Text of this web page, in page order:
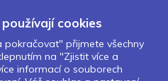
Pro školy
cookies
pokračovat" přijmete všechny
na "Zjistit více a
informací o souborech